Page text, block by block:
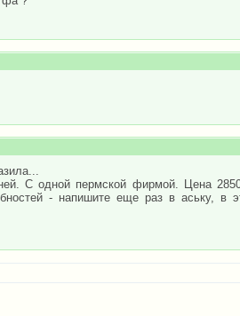
С одной пермской фирмой. Цена
- напишите еще раз в аську, в